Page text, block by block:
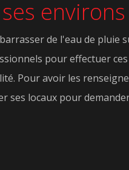
environs
de l'eau de pluie
pour effectuer
Pour avoir les
ses locaux pour